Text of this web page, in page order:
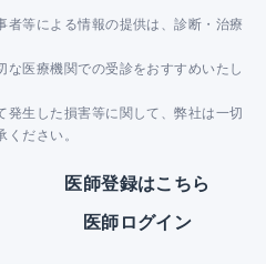
者等による情報の提供は、診断・治療
医療機関での受診をおすすめいたし
発生した損害等に関して、弊社は一切
ださい。
医師登録はこちら
医師ログイン